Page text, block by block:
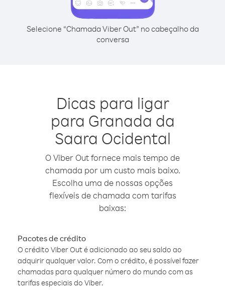
Selecione “Chamada Viber Out” no cabeçalho da
conversa
Dicas para ligar
para Granada da
Saara Ocidental
O Viber Out fornece mais tempo de
chamada por um custo mais baixo.
Escolha uma de nossas opções
flexíveis de chamada com tarifas
baixas:
Pacotes de crédito
O crédito Viber Out é adicionado ao seu saldo ao
adquirir qualquer valor. Com o crédito, é possível fazer
chamadas para qualquer número do mundo com as
tarifas especiais do Viber.